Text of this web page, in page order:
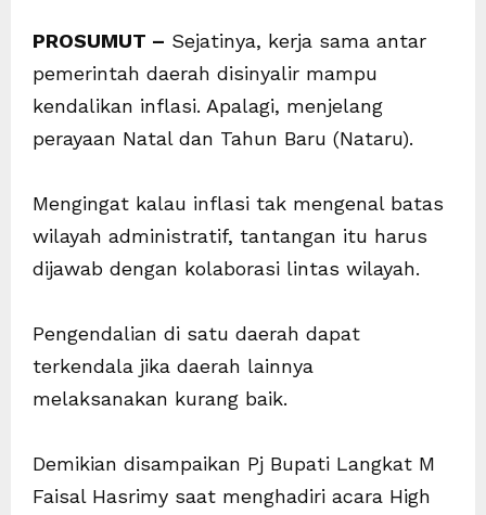
PROSUMUT – Sejatinya, kerja sama antar
pemerintah daerah disinyalir mampu
kendalikan inflasi. Apalagi, menjelang
perayaan Natal dan Tahun Baru (Nataru).
Mengingat kalau inflasi tak mengenal batas
wilayah administratif, tantangan itu harus
dijawab dengan kolaborasi lintas wilayah.
Pengendalian di satu daerah dapat
terkendala jika daerah lainnya
melaksanakan kurang baik.
Demikian disampaikan Pj Bupati Langkat M
Faisal Hasrimy saat menghadiri acara High